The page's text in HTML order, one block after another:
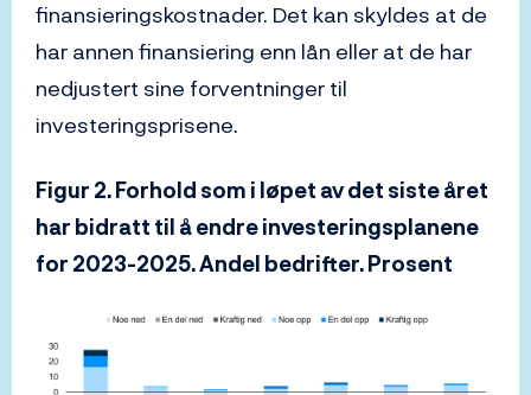
finansieringskostnader. Det kan skyldes at de
har annen finansiering enn lån eller at de har
nedjustert sine forventninger til
investeringsprisene.
Figur 2. Forhold som i løpet av det siste året
har bidratt til å endre investeringsplanene
for 2023-2025. Andel bedrifter. Prosent